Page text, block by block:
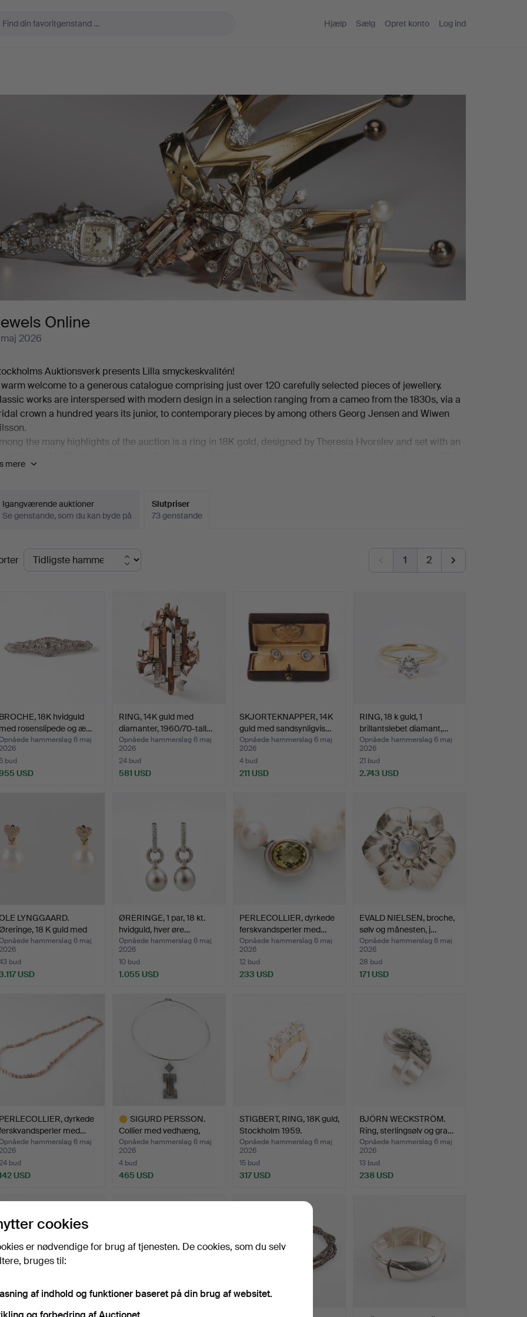
Hjælp Sælg Opret konto Log ind
Online
2026
Auktionsverk presents Lilla smyckeskvalitén!
welcome to a generous catalogue comprising just over 120 carefully selected pieces of jewellery.
works are interspersed with modern design in a selection ranging from a cameo from the 1830s, via a
crown a hundred years its junior, to contemporary pieces by among others Georg Jensen and Wiwen
the many highlights of the auction is a ring in 18K gold, designed by Theresia Hvorslev and set with an
in platinum, set with a cultured, beautifully button-shaped bouton pearl – a small masterpiece in its own
ct.
again, welcome to Stockholms Auktionsverk and Lilla smyckeskvalitén!
mere
Igangværende auktioner
Se genstande, som du kan byde på
Slutpriser
73 genstande
1 2
18K hvidguld
rosenslipede og æ…
hammerslag 6 maj
bud
USD
RING, 14K guld med
diamanter, 1960/70-tall…
Opnåede hammerslag 6 maj
2026
24 bud
581 USD
SKJORTEKNAPPER, 14K
guld med sandsynligvis…
Opnåede hammerslag 6 maj
2026
4 bud
211 USD
RING, 18 k guld, 1
brillantslebet diamant,…
Opnåede hammerslag 6 maj
2026
21 bud
2.743 USD
LYNGGAARD.
18 K guld med
hammerslag 6 maj
bud
USD
ØRERINGE, 1 par, 18 kt.
hvidguld, hver øre…
Opnåede hammerslag 6 maj
2026
10 bud
1.055 USD
PERLECOLLIER, dyrkede
ferskvandsperler med…
Opnåede hammerslag 6 maj
2026
12 bud
233 USD
EVALD NIELSEN, broche,
sølv og månesten, j…
Opnåede hammerslag 6 maj
2026
28 bud
171 USD
dyrkede
med…
hammerslag 6 maj
bud
USD
SIGURD PERSSON.
Collier med vedhæng,
sterl…
Opnåede hammerslag 6 maj
2026
4 bud
465 USD
genstand
STIGBERT, RING, 18K guld,
Stockholm 1959.
Opnåede hammerslag 6 maj
2026
15 bud
317 USD
BJÖRN WECKSTRÖM.
Ring, sterlingsølv og gra…
Opnåede hammerslag 6 maj
2026
13 bud
238 USD
cookies
er nødvendige for brug af tjenesten. De cookies, som du selv
bruges til:
af indhold og funktioner baseret på din brug af websitet.